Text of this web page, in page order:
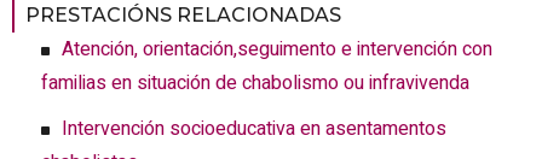
PRESTACIÓNS RELACIONADAS
Atención, orientación,seguimento e intervención con
familias en situación de chabolismo ou infravivenda
Intervención socioeducativa en asentamentos